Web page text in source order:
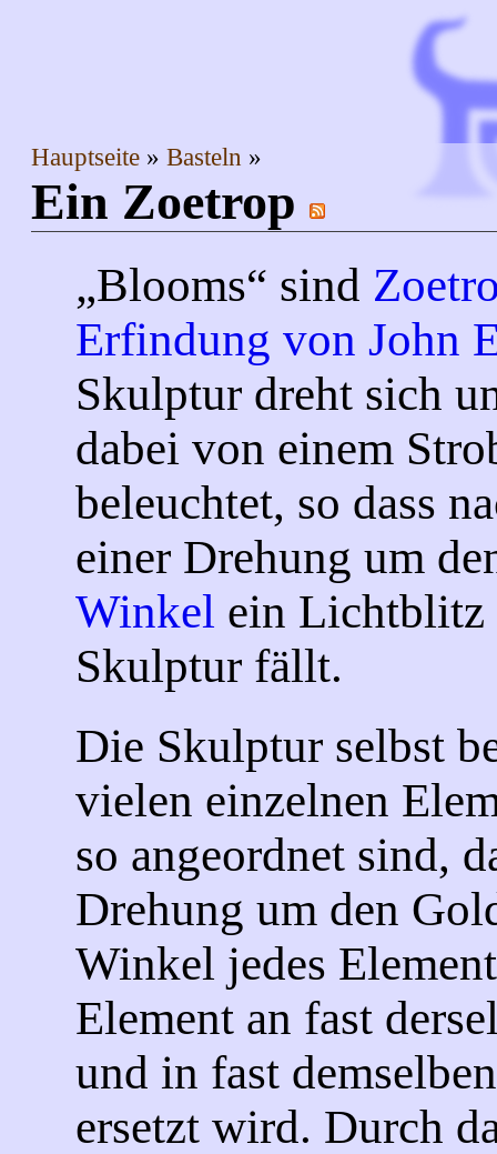
Hauptseite Basteln
Ein Zoetrop
Blooms sind
Erfindung von John
Skulptur dreht sich
dabei von einem
beleuchtet, so dass
einer Drehung um
Winkel ein Lichtblitz
Skulptur fällt.
Die Skulptur selbst
vielen einzelnen
so angeordnet sind,
Drehung um den
Winkel jedes
Element an fast
und in fast
ersetzt wird. Durch